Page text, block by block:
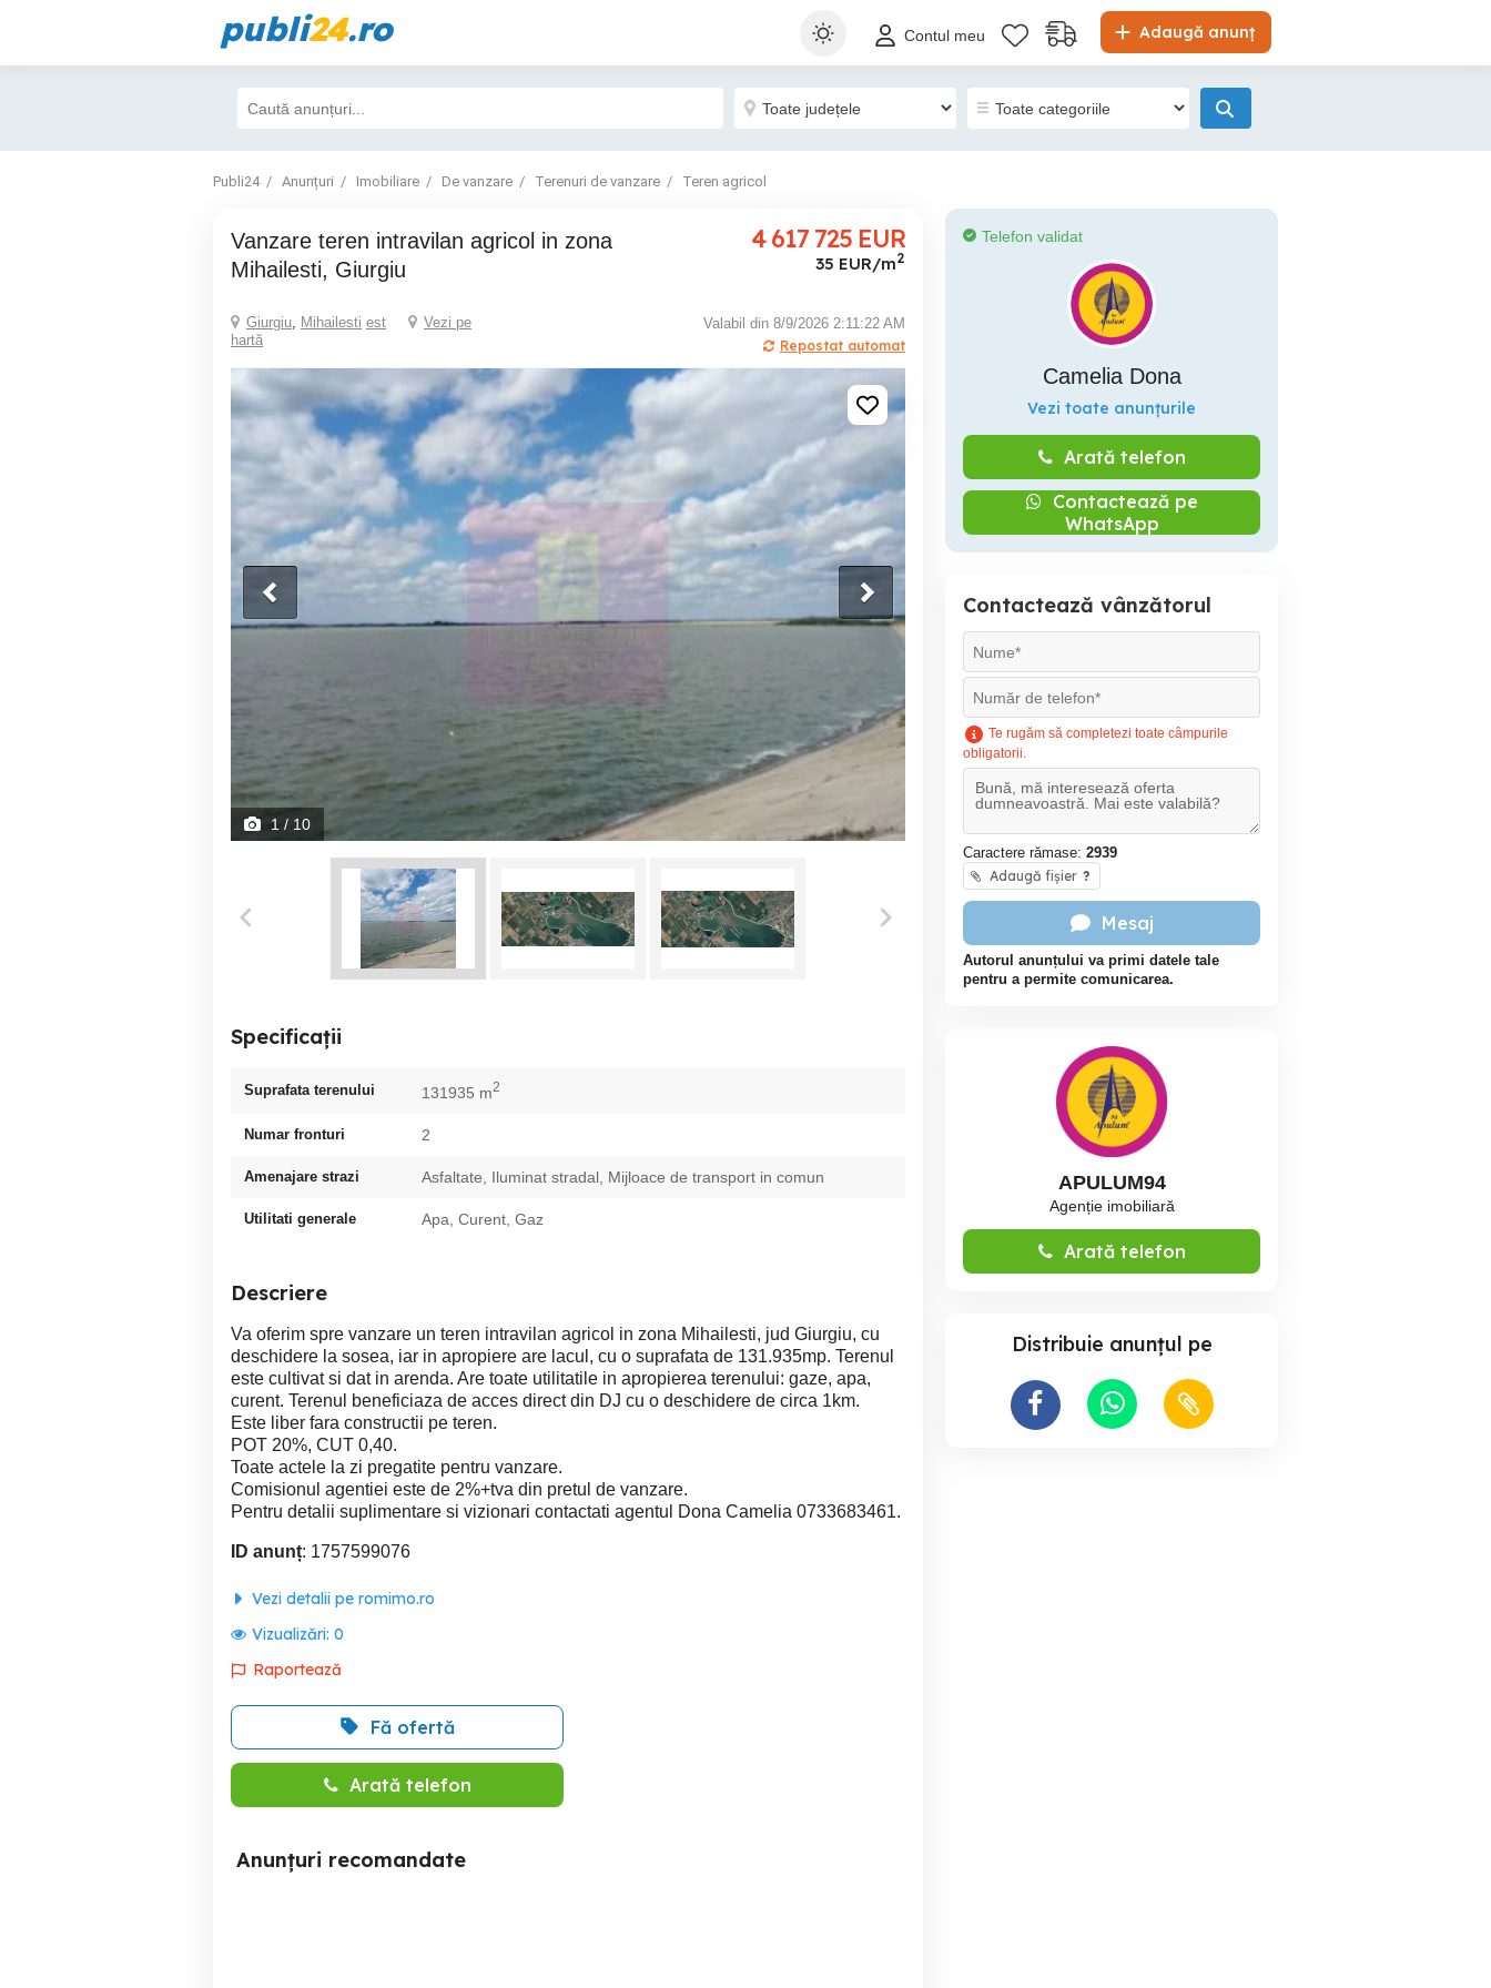
publi24.ro Adaugă anunț
Contul meu
Publi24 Anunțuri Imobiliare De vanzare Terenuri de vanzare Teren agricol
Vanzare teren intravilan agricol in zona
Mihailesti, Giurgiu
4 617 725 EUR
35 EUR/m2
Giurgiu, Mihailesti est
Vezi pe
hartă
Valabil din 8/9/2026 2:11:22 AM
Repostat automat
1 / 10
Specificații
Suprafata terenului 131935 m2
Numar fronturi 2
Amenajare strazi Asfaltate, Iluminat stradal, Mijloace de transport in comun
Utilitati generale Apa, Curent, Gaz
Descriere
Va oferim spre vanzare un teren intravilan agricol in zona Mihailesti, jud Giurgiu, cu
deschidere la sosea, iar in apropiere are lacul, cu o suprafata de 131.935mp. Terenul
este cultivat si dat in arenda. Are toate utilitatile in apropierea terenului: gaze, apa,
curent. Terenul beneficiaza de acces direct din DJ cu o deschidere de circa 1km.
Este liber fara constructii pe teren.
POT 20%, CUT 0,40.
Toate actele la zi pregatite pentru vanzare.
Comisionul agentiei este de 2%+tva din pretul de vanzare.
Pentru detalii suplimentare si vizionari contactati agentul Dona Camelia 0733683461.
ID anunț: 1757599076
Vezi detalii pe romimo.ro
Vizualizări: 0
Raportează
Fă ofertă
Arată telefon
Anunțuri recomandate
Telefon validat
Camelia Dona
Vezi toate anunțurile
Arată telefon
Contactează pe
WhatsApp
Contactează vânzătorul
Te rugăm să completezi toate câmpurile
obligatorii.
Caractere rămase: 2939
Adaugă fișier ?
Mesaj
Autorul anunțului va primi datele tale
pentru a permite comunicarea.
APULUM94
Agenție imobiliară
Arată telefon
Distribuie anunțul pe